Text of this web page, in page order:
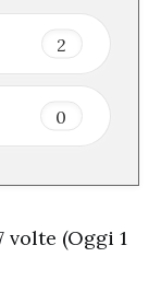
2
0
(Oggi 1